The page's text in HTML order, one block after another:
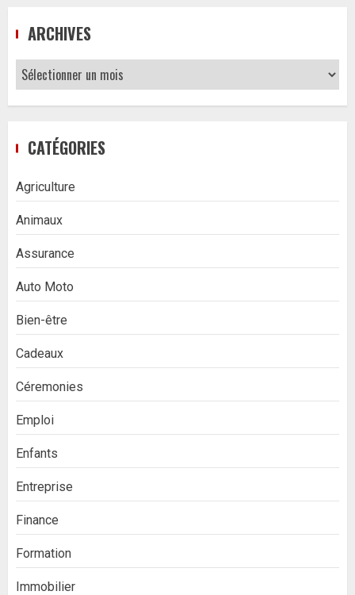
ARCHIVES
Archives
CATÉGORIES
Agriculture
Animaux
Assurance
Auto Moto
Bien-être
Cadeaux
Céremonies
Emploi
Enfants
Entreprise
Finance
Formation
Immobilier